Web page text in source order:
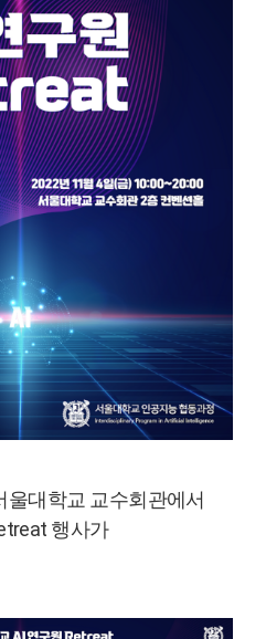
울대학교 교수회관에서
행사가